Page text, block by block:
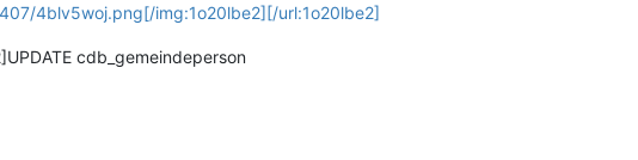
4blv5woj.png[/img:1o20lbe2][/url:1o20lbe2]
cdb_gemeindeperson